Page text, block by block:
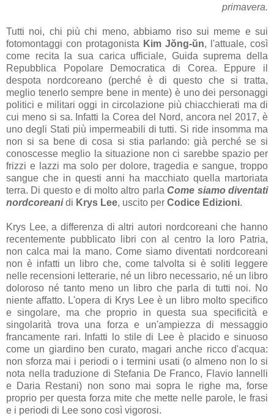
primavera.
Tutti noi, chi più chi meno, abbiamo riso sui meme e sui
fotomontaggi con protagonista Kim Jŏng-ŭn, l'attuale, così
come recita la sua carica ufficiale, Guida suprema della
Repubblica Popolare Democratica di Corea. Eppure il
despota nordcoreano (perché è di questo che si tratta,
meglio tenerlo sempre bene in mente) è uno dei personaggi
politici e militari oggi in circolazione più chiacchierati ma di
cui meno si sa. Infatti la Corea del Nord, ancora nel 2017, è
uno degli Stati più impermeabili di tutti. Si ride insomma ma
non si sa bene di cosa si stia parlando: già perché se si
conoscesse meglio la situazione non ci sarebbe spazio per
frizzi e lazzi ma solo per dolore, tragedia e sangue, troppo
sangue che in questi anni ha macchiato quella martoriata
terra. Di questo e di molto altro parlaCome siamo diventati
nordcoreanidi Krys Lee, uscito per Codice Edizioni.
Krys Lee, a differenza di altri autori nordcoreani che hanno
recentemente pubblicato libri con al centro la loro Patria,
non calca mai la mano. Come siamo diventati nordcoreani
non è infatti un libro che, come talvolta si è soliti leggere
nelle recensioni letterarie, né un libro necessario, né un libro
doloroso né tanto meno un libro che parla di tutti noi. No
niente affatto. L'opera di Krys Lee è un libro molto specifico
e singolare, ma che proprio in questa sua specificità e
singolarità trova una forza e un'ampiezza di messaggio
francamente rari. Infatti lo stile di Lee è placido e sinuoso
come un giardino ben curato, magari anche ricco d'acqua:
non sforza mai i periodi o i termini usati (o almeno non lo si
nota nella traduzione di Stefania De Franco, Flavio Iannelli
e Daria Restani) non sono mai sopra le righe ma, forse
proprio per questa forza mite che mette nelle parole, le frasi
e i periodi di Lee sono così vigorosi.